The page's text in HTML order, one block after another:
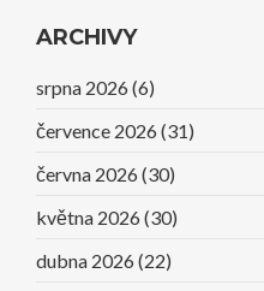
ARCHIVY
srpna 2026 (6)
července 2026 (31)
června 2026 (30)
května 2026 (30)
dubna 2026 (22)